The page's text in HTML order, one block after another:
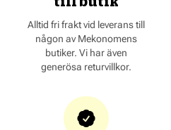
Alltid fri frakt vid leverans till
någon av Mekonomens
butiker. Vi har även
generösa returvillkor.